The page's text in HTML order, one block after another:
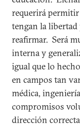
requerirá permitir
tengan la
reafirmar. Será
interna y
igual que lo
en campos tan
médica,
compromisos
dirección